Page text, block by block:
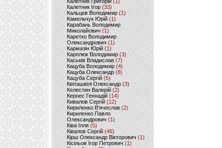
Калетник Ігор (33)
Кальцев Володимир(1)
Камельчук Юрій (1)
Карабань Володимир
Миколайович (1)
Каретко Володимир
Олександрович (1)
Кармазін Юрій(1)
Карплюк Володимир(3)
Каськів Владислав (7)
Кацуба Володимир (4)
Кацуба Олександр (8)
Кацуба Сергій (5)
Квіташвілі Олександр(3)
Келестин Валерій(2)
Кернес Геннадій (14)
Кивалов Сергій (12)
Кириленко В’ячеслав (2)
Кириленко Павло
Олександрович (1)
Ківа Ілля (5)
Ківалов Сергій(46)
Кірш Олександр Вікторович (1)
Кісільов Ігор Петрович (1)